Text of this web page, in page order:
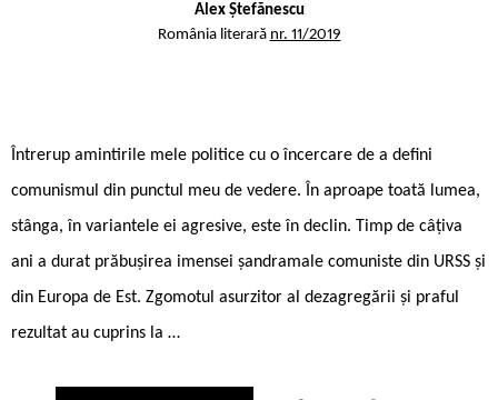
Alex Ștefănescu
România literară nr. 11/2019
Întrerup amintirile mele politice cu o încercare de a defini
comunismul din punctul meu de vedere. În aproape toată lumea,
stânga, în variantele ei agresive, este în declin. Timp de câțiva
ani a durat prăbușirea imensei șandramale comuniste din URSS și
din Europa de Est. Zgomotul asurzitor al dezagregării și praful
rezultat au cuprins la …